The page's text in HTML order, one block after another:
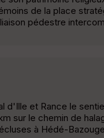
de la place
pédestre
d'Ille et Rance le
sur le chemin de
à Hédé-